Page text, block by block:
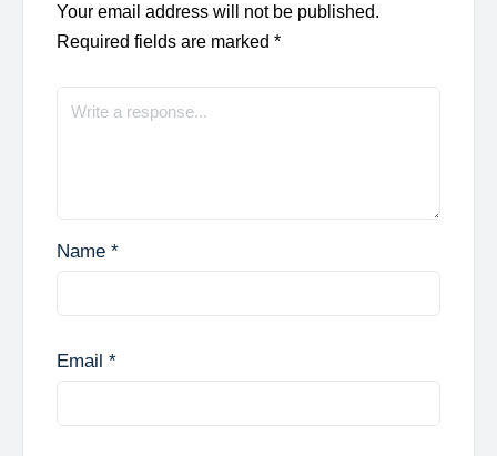
Your email address will not be published.
Required fields are marked *
Name *
Email *